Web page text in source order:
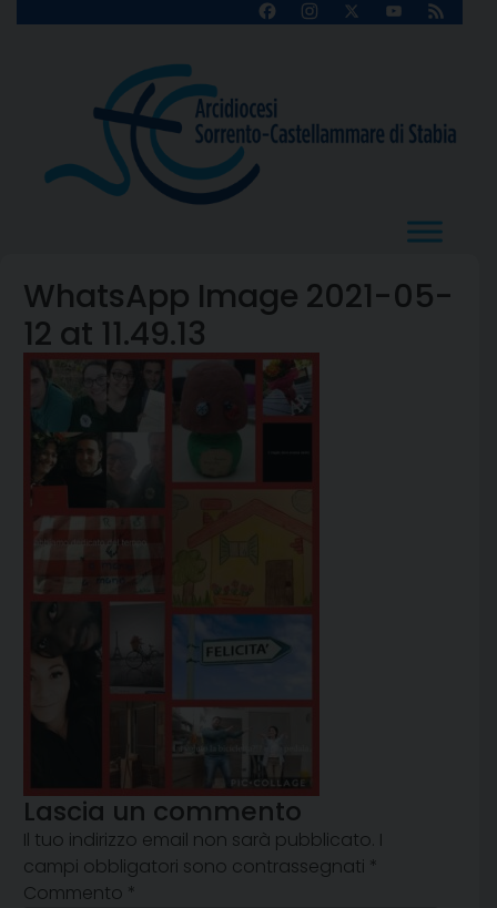
FacebookInstagram
X
YouTube
Feed
WhatsApp Image 2021-05-
12 at 11.49.13
Lascia un commento
Il tuo indirizzo email non sarà pubblicato. I
campi obbligatori sono contrassegnati *
Commento *